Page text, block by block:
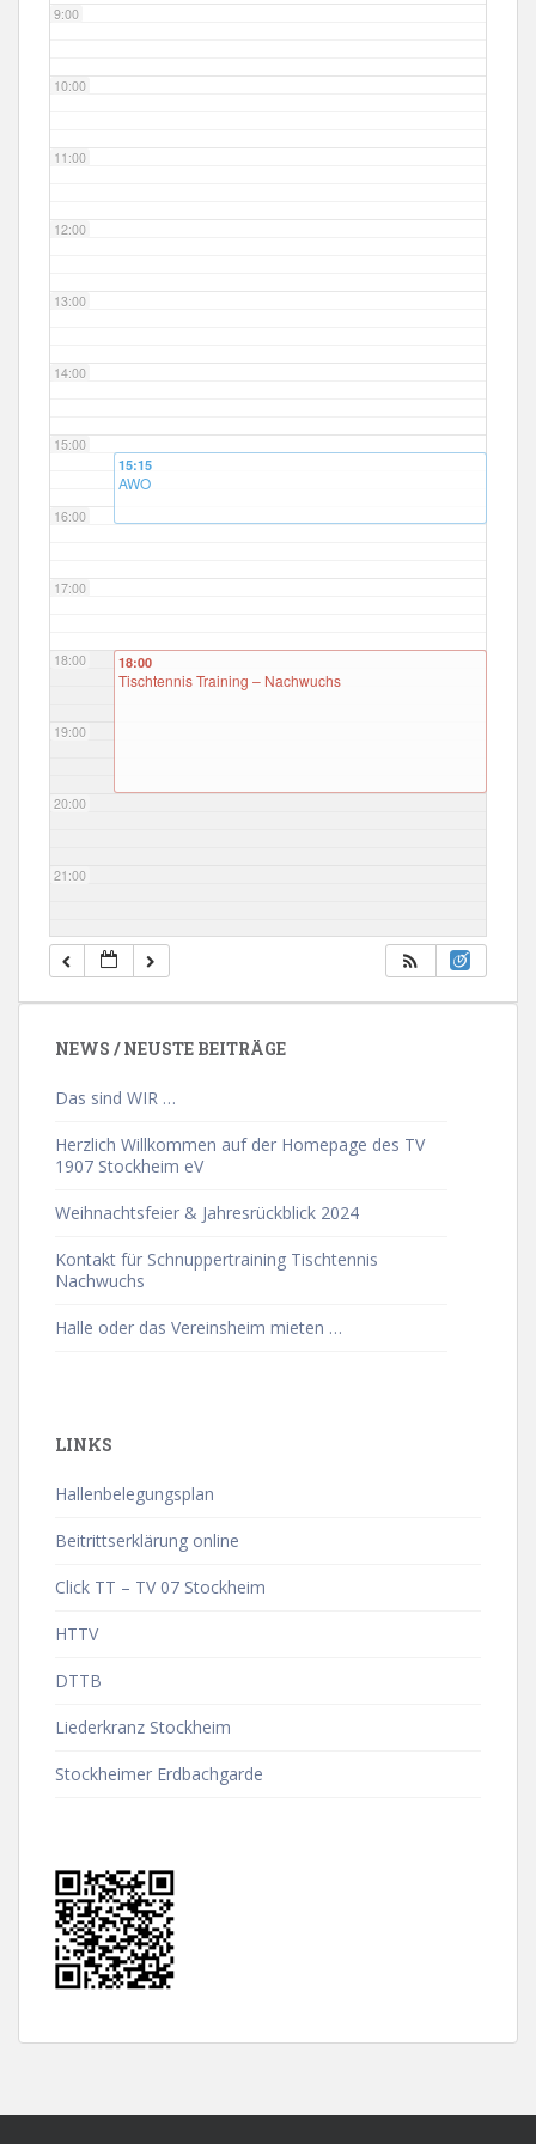
9:00
10:00
11:00
12:00
13:00
14:00
15:00
16:00
17:00
18:00
19:00
20:00
21:00
22:00
15:15
AWO
18:00
Tischtennis Training – Nachwuchs
NEWS / NEUSTE BEITRÄGE
Das sind WIR …
Herzlich Willkommen auf der Homepage des TV
1907 Stockheim eV
Weihnachtsfeier & Jahresrückblick 2024
Kontakt für Schnuppertraining Tischtennis
Nachwuchs
Halle oder das Vereinsheim mieten …
LINKS
Hallenbelegungsplan
Beitrittserklärung online
Click TT – TV 07 Stockheim
HTTV
DTTB
Liederkranz Stockheim
Stockheimer Erdbachgarde